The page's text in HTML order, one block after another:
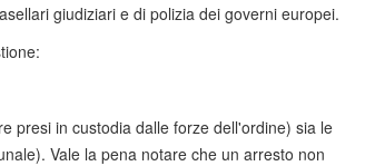
giudiziari e di polizia dei governi europei.
presi in custodia dalle forze dell'ordine) sia le
Vale la pena notare che un arresto non